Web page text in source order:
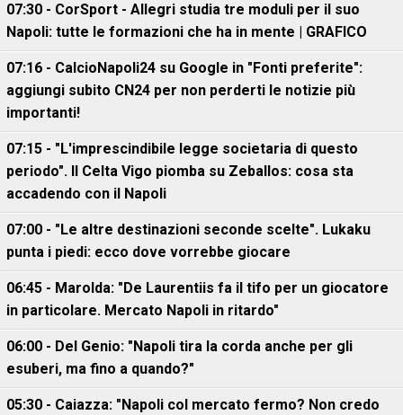
07:30 - CorSport - Allegri studia tre moduli per il suo
Napoli: tutte le formazioni che ha in mente | GRAFICO
07:16 - CalcioNapoli24 su Google in "Fonti preferite":
aggiungi subito CN24 per non perderti le notizie più
importanti!
07:15 - "L'imprescindibile legge societaria di questo
periodo". Il Celta Vigo piomba su Zeballos: cosa sta
accadendo con il Napoli
07:00 - "Le altre destinazioni seconde scelte". Lukaku
punta i piedi: ecco dove vorrebbe giocare
06:45 - Marolda: "De Laurentiis fa il tifo per un giocatore
in particolare. Mercato Napoli in ritardo"
06:00 - Del Genio: "Napoli tira la corda anche per gli
esuberi, ma fino a quando?"
05:30 - Caiazza: "Napoli col mercato fermo? Non credo